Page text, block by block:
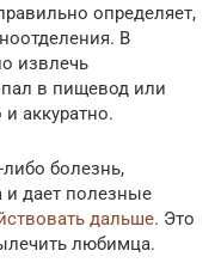
определяет,
В
извлечь
в пищевод или
и аккуратно.
болезнь,
и дает полезные
дальше. Это
любимца.